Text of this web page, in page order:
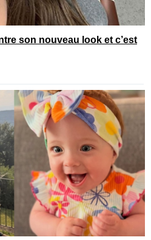
son nouveau look et c’est